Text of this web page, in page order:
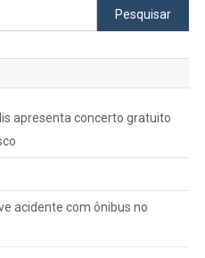
Pesquisar
por:
apresenta concerto gratuito
acidente com ônibus no